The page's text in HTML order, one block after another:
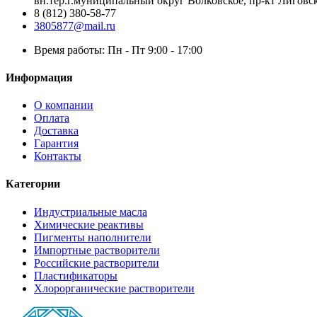
8 (812) 380-58-77
3805877@mail.ru
Время работы: Пн - Пт 9:00 - 17:00
Информация
О компании
Оплата
Доставка
Гарантия
Контакты
Категории
Индустриальные масла
Химические реактивы
Пигменты наполнители
Импортные растворители
Российские растворители
Пластификаторы
Хлорорганические растворители